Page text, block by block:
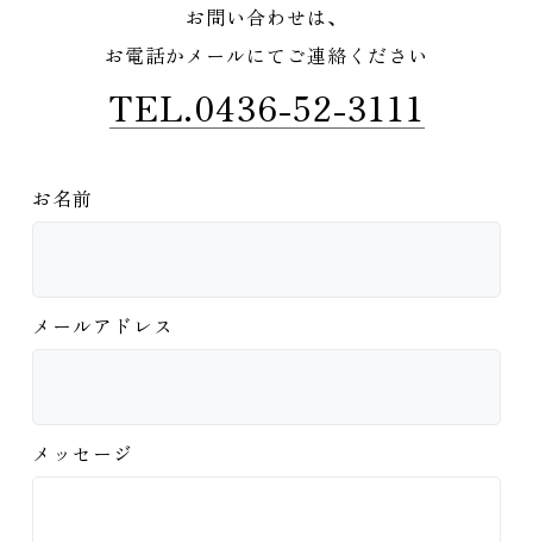
お問い合わせは、
お電話かメールにてご連絡ください
TEL.0436-52-3111
お名前
メールアドレス
メッセージ